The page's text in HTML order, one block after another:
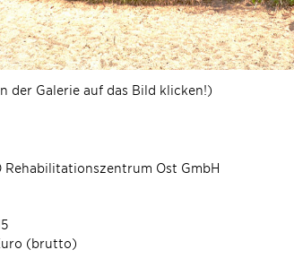
der Galerie auf das Bild klicken!)
Ost GmbH
(brutto)